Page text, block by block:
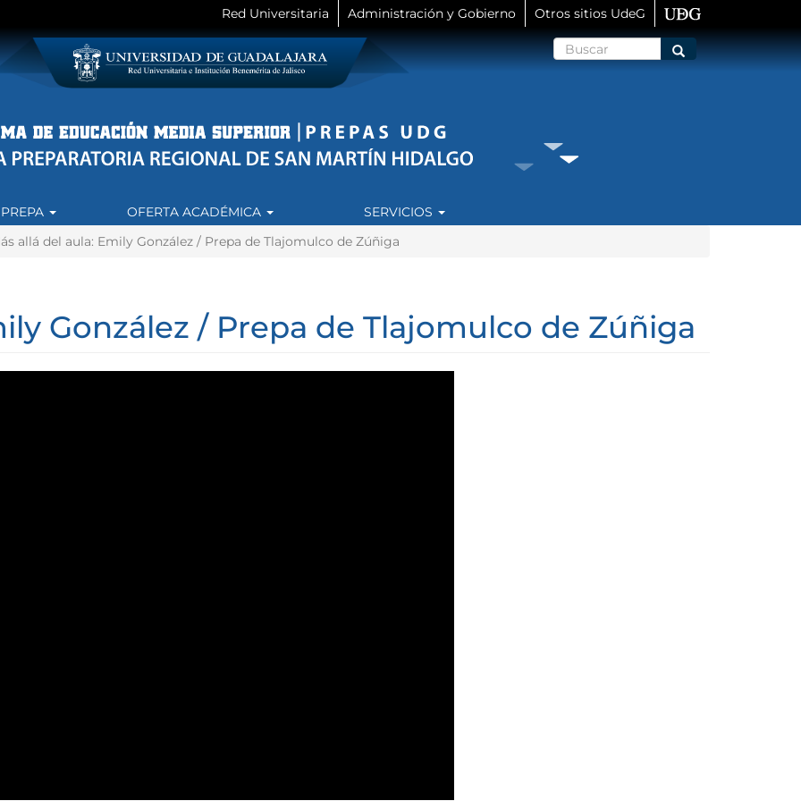
Red Universitaria Administración y Gobierno
Otros sitios UdeG
Buscar
Buscar
OFERTA ACADÉMICA
SERVICIOS
allá del aula: Emily González / Prepa de Tlajomulco de Zúñiga
González / Prepa de Tlajomulco de Zúñiga